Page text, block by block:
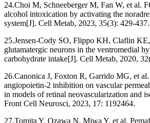
24.Choi M, Schneeberger M, Fan W, et al.
alcohol intoxication by activating the
system[J]. Cell Metab, 2023, 35(3): 429-
25.Jensen-Cody SO, Flippo KH, Claflin
glutamatergic neurons in the ventromedial
carbohydrate intake[J]. Cell Metab, 2020,
26.Canonica J, Foxton R, Garrido MG, et
angiopoietin-2 inhibition on vascular
in models of retinal neovascularization and
Front Cell Neurosci, 2023, 17: 1192464.
27.Tomita Y, Ozawa N, Miwa Y, et al.